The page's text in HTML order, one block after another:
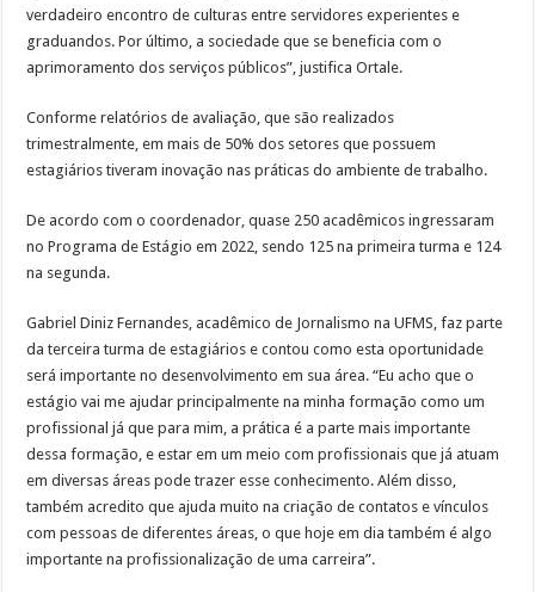
verdadeiro encontro de culturas entre servidores experientes e
graduandos. Por último, a sociedade que se beneficia com o
aprimoramento dos serviços públicos”, justifica Ortale.
Conforme relatórios de avaliação, que são realizados
trimestralmente, em mais de 50% dos setores que possuem
estagiários tiveram inovação nas práticas do ambiente de trabalho.
De acordo com o coordenador, quase 250 acadêmicos ingressaram
no Programa de Estágio em 2022, sendo 125 na primeira turma e 124
na segunda.
Gabriel Diniz Fernandes, acadêmico de Jornalismo na UFMS, faz parte
da terceira turma de estagiários e contou como esta oportunidade
será importante no desenvolvimento em sua área. “Eu acho que o
estágio vai me ajudar principalmente na minha formação como um
profissional já que para mim, a prática é a parte mais importante
dessa formação, e estar em um meio com profissionais que já atuam
em diversas áreas pode trazer esse conhecimento. Além disso,
também acredito que ajuda muito na criação de contatos e vínculos
com pessoas de diferentes áreas, o que hoje em dia também é algo
importante na profissionalização de uma carreira”.